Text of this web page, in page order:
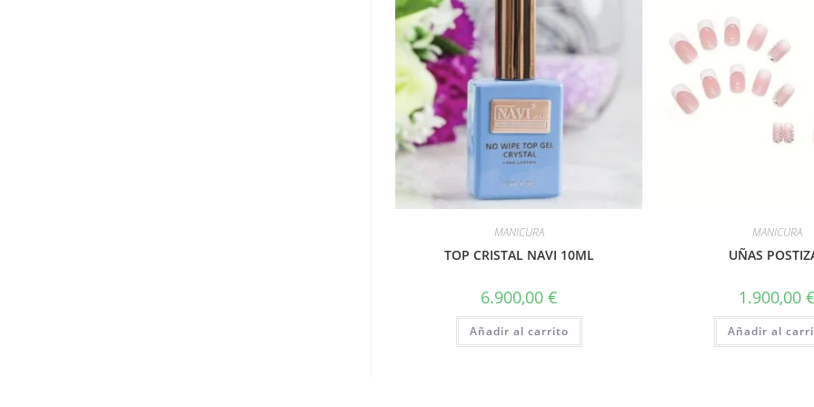
MANICURA
TOP CRISTAL NAVI 10ML
6.900,00 €
Añadir al carrito
MANICURA
UÑAS
1.900,00
Añadir al